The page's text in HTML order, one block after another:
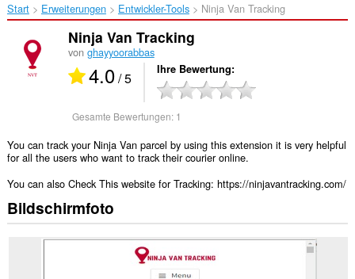
Start Erweiterungen Entwickler-Tools Ninja Van Tracking‎
Ninja Van Tracking
von ghayyoorabbas
4.0/ 5 Ihre Bewertung
Gesamte Bewertungen: 1
You can track your Ninja Van parcel by using this extension it is very helpful
for all the users who want to track their courier online.
You can also Check This website for Tracking: https://ninjavantracking.com/
Bildschirmfoto